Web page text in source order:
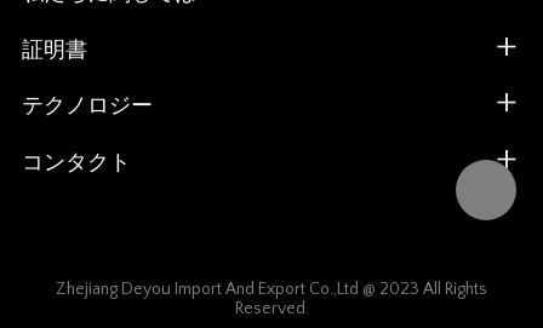
証明書
テクノロジー
コンタクト
Zhejiang Deyou Import And Export Co.,Ltd @ 2023 All Rights
Reserved.